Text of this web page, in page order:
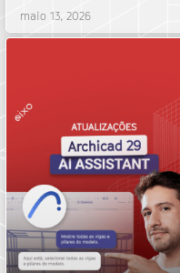
maio 13, 2026